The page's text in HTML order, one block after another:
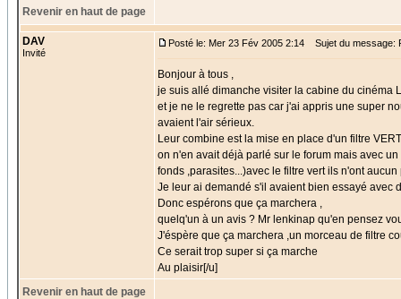
Revenir en haut de page
DAV
Invité
Posté le: Mer 23 Fév 2005 2:14 Sujet du message:
Bonjour à tous ,
je suis allé dimanche visiter la cabine du cinéma
et je ne le regrette pas car j'ai appris une super
avaient l'air sérieux.
Leur combine est la mise en place d'un filtre
on n'en avait déjà parlé sur le forum mais avec
fonds ,parasites...)avec le filtre vert ils n'ont aucun
Je leur ai demandé s'il avaient bien essayé avec
Donc espérons que ça marchera ,
quelq'un à un avis ? Mr lenkinap qu'en pensez
J'éspère que ça marchera ,un morceau de filtre
Ce serait trop super si ça marche
Au plaisir[/u]
Revenir en haut de page